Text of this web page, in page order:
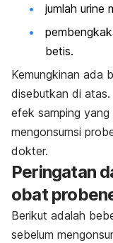
jumlah urine
betis.
Kemungkinan ada
disebutkan di
efek samping
mengonsumsi
dokter.
Peringatan
obat
Berikut adalah
sebelum